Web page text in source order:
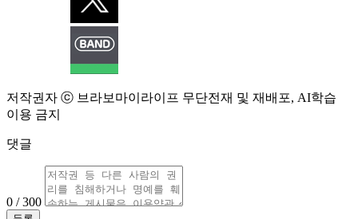
저작권자 ⓒ 브라보마이라이프 무단전재 및 재배포, AI학습
이용 금지
댓글
0 / 300